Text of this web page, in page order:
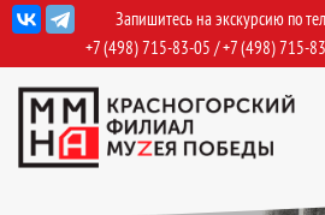
Перейти
к
содержимому
Запишитесь на экскурсию по
+7 (498) 715-83-05 /+7 (498) 715-